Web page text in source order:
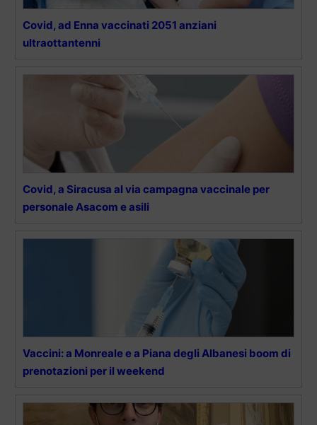
Covid, ad Enna vaccinati 2051 anziani
ultraottantenni
Covid, a Siracusa al via campagna vaccinale per
personale Asacom e asili
Vaccini: a Monreale e a Piana degli Albanesi boom di
prenotazioni per il weekend